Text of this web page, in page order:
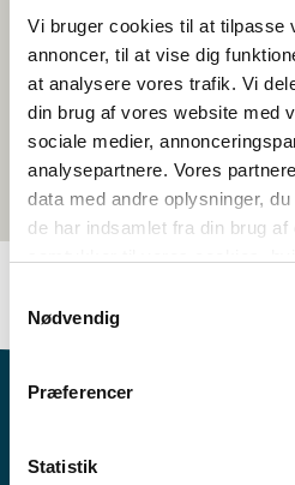
Vi bruger cookies til at tilpasse
annoncer, til at vise dig
at analysere vores trafik. Vi
din brug af vores website med
sociale medier,
analysepartnere. Vores
data med andre oplysninger,
de har indsamlet fra din brug af
Nødvendig
Præferencer
Statistik